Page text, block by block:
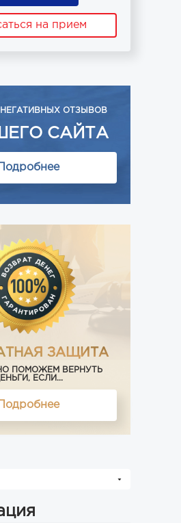
на прием
ОТЗЫВОВ
САЙТА
Подробнее
ЗАЩИТА
ПОМОЖЕМ ВЕРНУТЬ
ЕСЛИ...
Подробнее